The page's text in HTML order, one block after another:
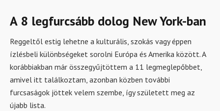
A 8 legfurcsább dolog New York-ban
Reggeltől estig lehetne a kulturális, szokás vagy éppen
ízlésbeli különbségeket sorolni Európa és Amerika között. A
korábbiakban már összegyűjtöttem a 11 legmeglepőbbet,
amivel itt találkoztam, azonban közben további
furcsaságok jöttek velem szembe, így született meg az
újabb lista.